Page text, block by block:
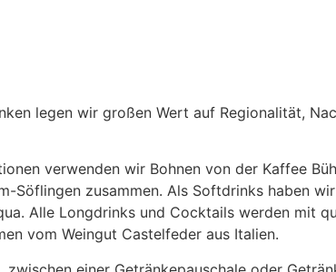
legen wir großen Wert auf Regionalität,
verwenden wir Bohnen von der Kaffee
Söflingen zusammen. Als Softdrinks haben
Alle Longdrinks und Cocktails werden mit
vom Weingut Castelfeder aus Italien.